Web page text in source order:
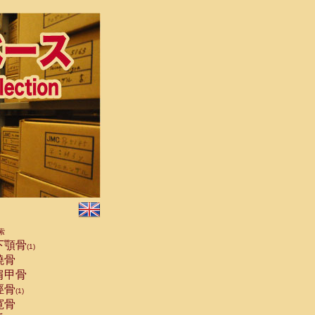
顎骨(1)
骨
甲骨
骨(1)
骨